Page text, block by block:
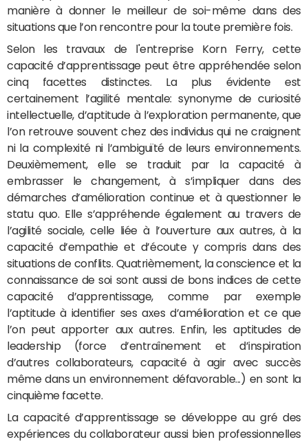
manière à donner le meilleur de soi-même dans des
situations que l’on rencontre pour la toute première fois.
Selon les travaux de l'entreprise Korn Ferry, cette
capacité d’apprentissage peut être appréhendée selon
cinq facettes distinctes. La plus évidente est
certainement l’agilité mentale: synonyme de curiosité
intellectuelle, d’aptitude à l’exploration permanente, que
l’on retrouve souvent chez des individus qui ne craignent
ni la complexité ni l’ambiguïté de leurs environnements.
Deuxièmement, elle se traduit par la capacité à
embrasser le changement, à s’impliquer dans des
démarches d’amélioration continue et à questionner le
statu quo. Elle s’appréhende également au travers de
l’agilité sociale, celle liée à l’ouverture aux autres, à la
capacité d’empathie et d’écoute y compris dans des
situations de conflits. Quatrièmement, la conscience et la
connaissance de soi sont aussi de bons indices de cette
capacité d’apprentissage, comme par exemple
l’aptitude à identifier ses axes d’amélioration et ce que
l’on peut apporter aux autres. Enfin, les aptitudes de
leadership (force d’entraînement et d’inspiration
d’autres collaborateurs, capacité à agir avec succès
même dans un environnement défavorable...) en sont la
cinquième facette.
La capacité d’apprentissage se développe au gré des
expériences du collaborateur aussi bien professionnelles